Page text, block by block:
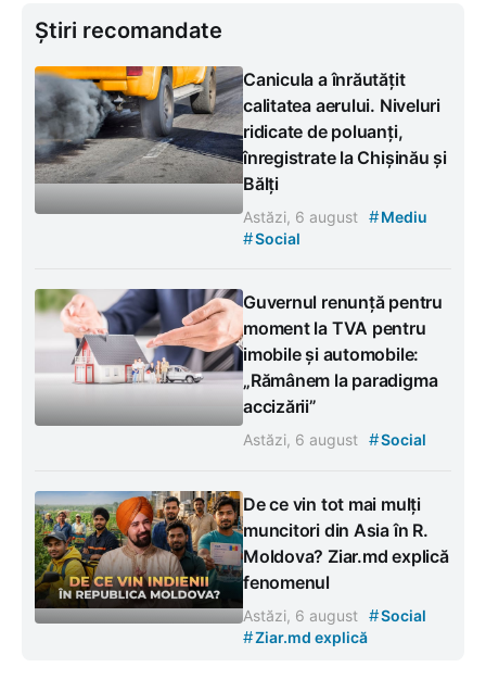
Știri recomandate
Canicula a înrăutățit
calitatea aerului. Niveluri
ridicate de poluanți,
înregistrate la Chișinău și
Bălți
Astăzi, 6 august #Mediu
#Social
Guvernul renunță pentru
moment la TVA pentru
imobile și automobile:
„Rămânem la paradigma
accizării”
Astăzi, 6 august #Social
De ce vin tot mai mulți
muncitori din Asia în R.
Moldova? Ziar.md explică
fenomenul
Astăzi, 6 august #Social
#Ziar.md explică